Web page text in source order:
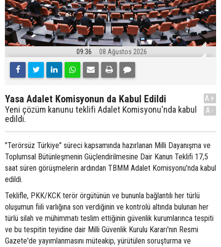
09:36 08 Ağustos 2026
Yasa Adalet Komisyonun da Kabul Edildi
Yeni çözüm kanunu teklifi Adalet Komisyonu'nda kabul
edildi.
A+
A-
"Terörsüz Türkiye" süreci kapsamında hazırlanan Milli Dayanışma ve
Toplumsal Bütünleşmenin Güçlendirilmesine Dair Kanun Teklifi 17,5
saat süren görüşmelerin ardından TBMM Adalet Komisyonu'nda kabul
edildi.
Teklifle, PKK/KCK terör örgütünün ve bununla bağlantılı her türlü
oluşumun fiili varlığına son verdiğinin ve kontrolü altında bulunan her
türlü silah ve mühimmatı teslim ettiğinin güvenlik kurumlarınca tespiti
ve bu tespitin teyidine dair Milli Güvenlik Kurulu Kararı'nın Resmi
Gazete'de yayımlanmasını müteakip, yürütülen soruşturma ve